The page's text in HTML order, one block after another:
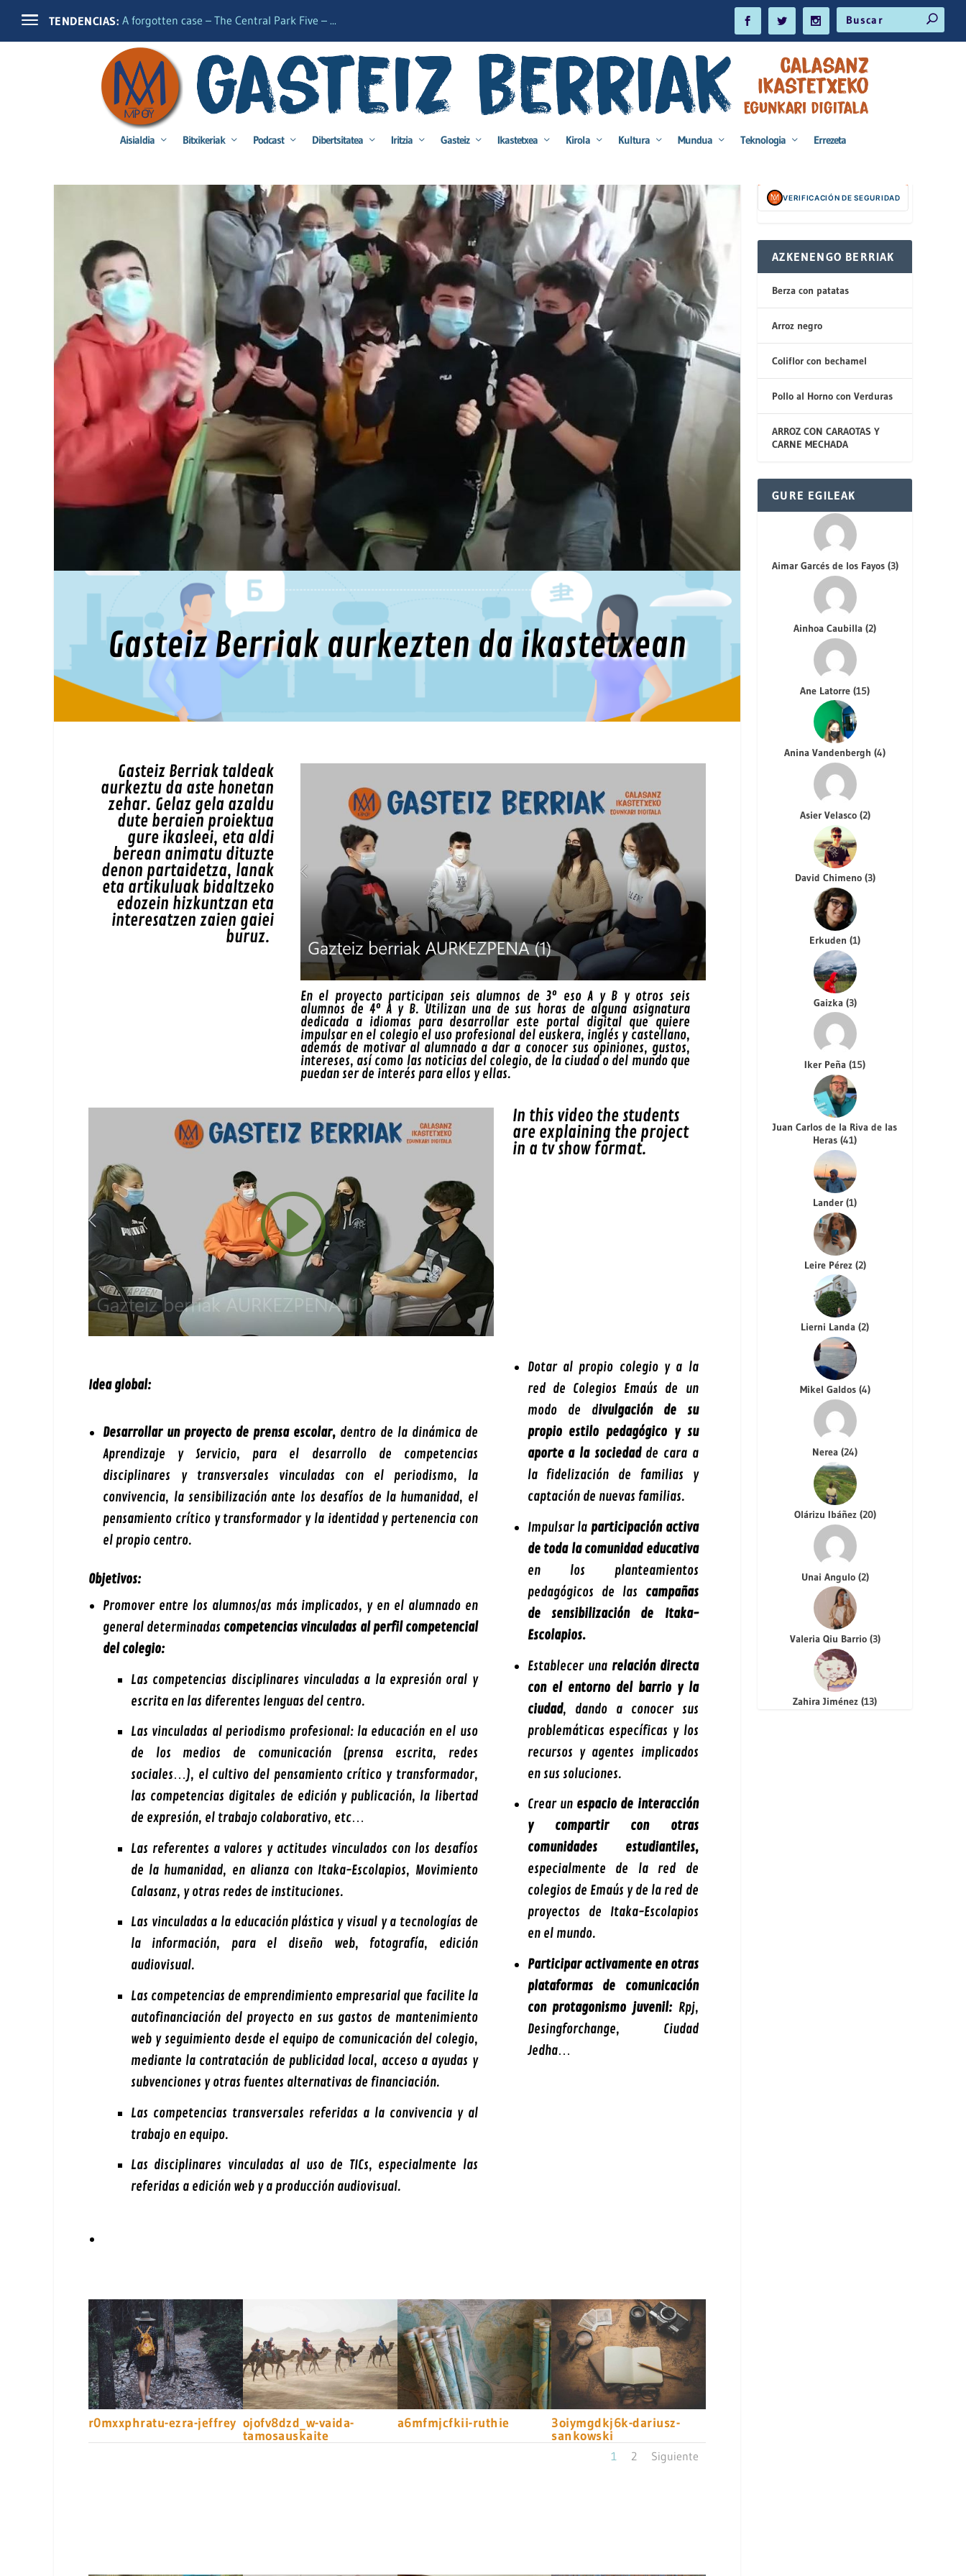
TENDENCIAS: A forgotten case – The Central Park Five – ...
Aisialdia Bitxikeriak Podcast Dibertsitatea Iritzia Gasteiz Ikastetxea Kirola Kultura Mundua Teknologia Errezeta
Gasteiz Berriak aurkezten da ikastetxean
Gasteiz Berriak taldeak
aurkeztu da aste honetan
zehar. Gelaz gela azaldu
dute beraien proiektua
gure ikasleei, eta aldi
berean animatu dituzte
denon partaidetza, lanak
eta artikuluak bidaltzeko
edozein hizkuntzan eta
interesatzen zaien gaiei
buruz.
En el proyecto participan seis alumnos de 3º eso A y B y otros seis
alumnos de 4º A y B. Utilizan una de sus horas de alguna asignatura
dedicada a idiomas para desarrollar este portal digital que quiere
impulsar en el colegio el uso profesional del euskera, inglés y castellano,
además de motivar al alumnado a dar a conocer sus opiniones, gustos,
intereses, así como las noticias del colegio, de la ciudad o del mundo que
puedan ser de interés para ellos y ellas.
Idea global:
Desarrollar un proyecto de prensa escolar,dentro de la dinámica de
Aprendizaje y Servicio, para el desarrollo de competencias
disciplinares y transversales vinculadas con el periodismo, la
convivencia, la sensibilización ante los desafíos de la humanidad, el
pensamiento crítico y transformador y la identidad y pertenencia con
el propio centro.
Objetivos:
Promover entre los alumnos/as más implicados, y en el alumnado en
general determinadas competencias vinculadas al perfil competencial
del colegio:
Las competencias disciplinares vinculadas a la expresión oral y
escrita en las diferentes lenguas del centro.
Las vinculadas al periodismo profesional: la educación en el uso
de los medios de comunicación (prensa escrita, redes
sociales…), el cultivo del pensamiento crítico y transformador,
las competencias digitales de edición y publicación, la libertad
de expresión, el trabajo colaborativo, etc…
Las referentes a valores y actitudes vinculados con los desafíos
de la humanidad, en alianza con Itaka-Escolapios, Movimiento
Calasanz, y otras redes de instituciones.
Las vinculadas a la educación plástica y visual y a tecnologías de
la información, para el diseño web, fotografía, edición
audiovisual.
Las competencias de emprendimiento empresarial que facilite la
autofinanciación del proyecto en sus gastos de mantenimiento
web y seguimiento desde el equipo de comunicación del colegio,
mediante la contratación de publicidad local, acceso a ayudas y
subvenciones y otras fuentes alternativas de financiación.
Las competencias transversales referidas a la convivencia y al
trabajo en equipo.
Las disciplinares vinculadas al uso de TICs, especialmente las
referidas a edición web y a producción audiovisual.
In this video the students
are explaining the project
in a tv show format.
Dotar al propio colegio y a la
red de Colegios Emaús de un
modo de divulgación de su
propio estilo pedagógico y su
aporte a la sociedad de cara a
la fidelización de familias y
captación de nuevas familias.
Impulsar la participación activa
de toda la comunidad educativa
en los planteamientos
pedagógicos de las campañas
de sensibilización de Itaka-
Escolapios.
Establecer una relación directa
con el entorno del barrio y la
ciudad, dando a conocer sus
problemáticas específicas y los
recursos y agentes implicados
en sus soluciones.
Crear un espacio de interacción
y compartir con otras
comunidades estudiantiles,
especialmente de la red de
colegios de Emaús y de la red de
proyectos de Itaka-Escolapios
en el mundo.
Participar activamente en otras
plataformas de comunicación
con protagonismo juvenil: Rpj,
Desingforchange, Ciudad
Jedha…
r0mxxphratu-ezra-jeffrey ojofv8dzd_w-vaida-
tamosauskaite
a6mfmjcfkii-ruthie
3oiymgdkj6k-dariusz-
sankowski
1 2 Siguiente
VERIFICACIÓN DE SEGURIDAD
AZKENENGO BERRIAK
Berza con patatas
Arroz negro
Coliflor con bechamel
Pollo al Horno con Verduras
ARROZ CON CARAOTAS Y
CARNE MECHADA
GURE EGILEAK
Aimar Garcés de los Fayos (3)
Ainhoa Caubilla(2)
Ane Latorre(15)
Anina Vandenbergh(4)
Asier Velasco (2)
David Chimeno (3)
Erkuden(1)
Gaizka (3)
Iker Peña(15)
Juan Carlos de la Riva de las
Heras(41)
Lander(1)
Leire Pérez (2)
Lierni Landa(2)
Mikel Galdos (4)
Nerea(24)
Olárizu Ibáñez (20)
Unai Angulo (2)
Valeria Qiu Barrio (3)
Zahira Jiménez(13)